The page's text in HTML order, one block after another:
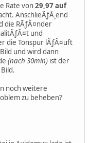
Rate von29,97 auf
AnschlieÃƒÅ¸end
die RÃƒÂ¤nder
und
die Tonspur lÃƒÂ¤uft
und wird dann
(nach 30min) ist der
noch weitere
zu beheben?